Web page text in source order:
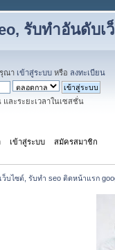
รับทำอันดับ
ณา เข้าสู่ระบบ หรือ ลงทะเบียน
ละระยะเวลาในเซสชั่น
เข้าสู่ระบบ สมัครสมาชิก
บไซต์, รับทำ seo ติดหน้าแรก